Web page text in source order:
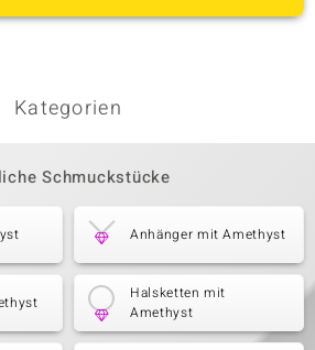
Kategorien
Schmuckstücke
Anhänger mit Amethyst
Halsketten mit
Amethyst